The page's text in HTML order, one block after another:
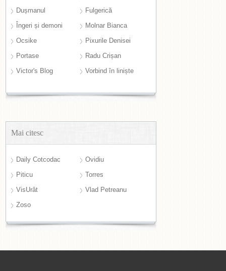
Dușmanul
Fulgerică
Îngeri și demoni
Molnar Bianca
Ocsike
Pixurile Denisei
Portase
Radu Crișan
Victor's Blog
Vorbind în liniște
Mai citesc
Daily Cotcodac
Ovidiu
Piticu
Torres
VisUrât
Vlad Petreanu
Zoso